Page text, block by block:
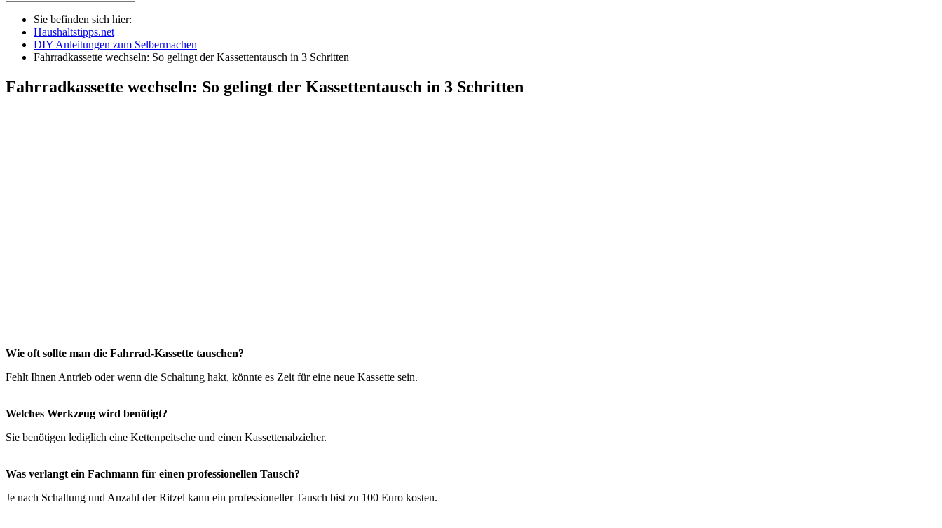
Sie befinden sich hier:
Haushaltstipps.net
DIY Anleitungen zum Selbermachen
Fahrradkassette wechseln: So gelingt der Kassettentausch in 3 Schritten
Fahrradkassette wechseln: So gelingt der Kassettentausch in 3 Schritten
Wie oft sollte man die Fahrrad-Kassette tauschen?
Fehlt Ihnen Antrieb oder wenn die Schaltung hakt, könnte es Zeit für eine neue Kassette sein.
Welches Werkzeug wird benötigt?
Sie benötigen lediglich eine Kettenpeitsche und einen Kassettenabzieher.
Was verlangt ein Fachmann für einen professionellen Tausch?
Je nach Schaltung und Anzahl der Ritzel kann ein professioneller Tausch bist zu 100 Euro kosten.